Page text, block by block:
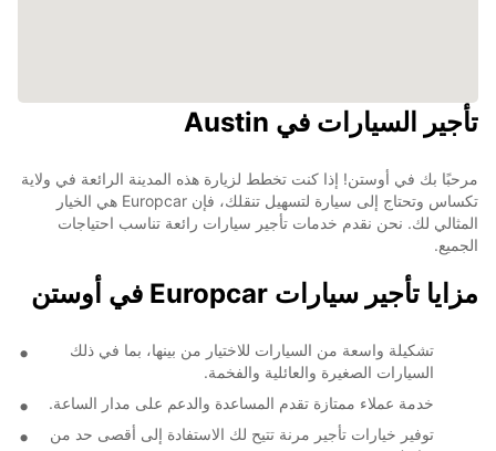
تأجير السيارات في Austin
مرحبًا بك في أوستن! إذا كنت تخطط لزيارة هذه المدينة الرائعة في ولاية
تكساس وتحتاج إلى سيارة لتسهيل تنقلك، فإن Europcar هي الخيار
المثالي لك. نحن نقدم خدمات تأجير سيارات رائعة تناسب احتياجات
الجميع.
مزايا تأجير سيارات Europcar في أوستن
تشكيلة واسعة من السيارات للاختيار من بينها، بما في ذلك
السيارات الصغيرة والعائلية والفخمة.
خدمة عملاء ممتازة تقدم المساعدة والدعم على مدار الساعة.
توفير خيارات تأجير مرنة تتيح لك الاستفادة إلى أقصى حد من